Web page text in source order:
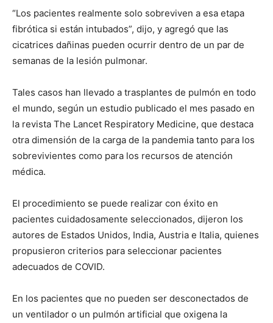
“Los pacientes realmente solo sobreviven a esa etapa
fibrótica si están intubados”, dijo, y agregó que las
cicatrices dañinas pueden ocurrir dentro de un par de
semanas de la lesión pulmonar.
Tales casos han llevado a trasplantes de pulmón en todo
el mundo, según un estudio publicado el mes pasado en
la revista The Lancet Respiratory Medicine, que destaca
otra dimensión de la carga de la pandemia tanto para los
sobrevivientes como para los recursos de atención
médica.
El procedimiento se puede realizar con éxito en
pacientes cuidadosamente seleccionados, dijeron los
autores de Estados Unidos, India, Austria e Italia, quienes
propusieron criterios para seleccionar pacientes
adecuados de COVID.
En los pacientes que no pueden ser desconectados de
un ventilador o un pulmón artificial que oxigena la